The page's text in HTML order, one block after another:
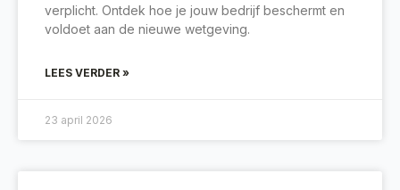
verplicht. Ontdek hoe je jouw bedrijf beschermt en
voldoet aan de nieuwe wetgeving.
LEES VERDER »
23 april 2026